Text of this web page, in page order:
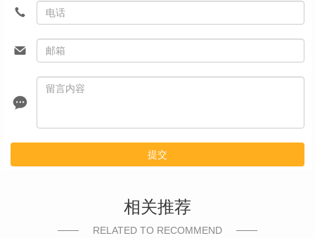
提交
相关推荐
RELATED TO RECOMMEND